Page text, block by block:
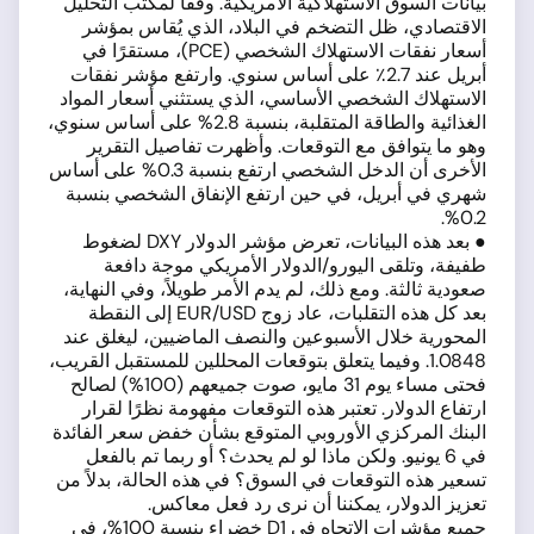
الاقتصادي، ظل التضخم في البلاد، الذي يُقاس بمؤشر
أسعار نفقات الاستهلاك الشخصي (PCE)، مستقرًا في
أبريل عند 2.7٪ على أساس سنوي. وارتفع مؤشر نفقات
الاستهلاك الشخصي الأساسي، الذي يستثني أسعار المواد
الغذائية والطاقة المتقلبة، بنسبة 2.8% على أساس سنوي،
وهو ما يتوافق مع التوقعات. وأظهرت تفاصيل التقرير
الأخرى أن الدخل الشخصي ارتفع بنسبة 0.3% على أساس
شهري في أبريل، في حين ارتفع الإنفاق الشخصي بنسبة
0.2%.
● بعد هذه البيانات، تعرض مؤشر الدولار DXY لضغوط
طفيفة، وتلقى اليورو/الدولار الأمريكي موجة دافعة
صعودية ثالثة. ومع ذلك، لم يدم الأمر طويلاً، وفي النهاية،
بعد كل هذه التقلبات، عاد زوج EUR/USD إلى النقطة
المحورية خلال الأسبوعين والنصف الماضيين، ليغلق عند
1.0848. وفيما يتعلق بتوقعات المحللين للمستقبل القريب،
فحتى مساء يوم 31 مايو، صوت جميعهم (100%) لصالح
ارتفاع الدولار. تعتبر هذه التوقعات مفهومة نظرًا لقرار
البنك المركزي الأوروبي المتوقع بشأن خفض سعر الفائدة
في 6 يونيو. ولكن ماذا لو لم يحدث؟ أو ربما تم بالفعل
تسعير هذه التوقعات في السوق؟ في هذه الحالة، بدلاً من
تعزيز الدولار، يمكننا أن نرى رد فعل معاكس.
جميع مؤشرات الاتجاه في D1 خضراء بنسبة 100%، في